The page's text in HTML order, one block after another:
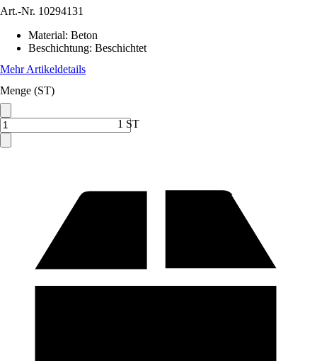
Art.-Nr. 10294131
Material: Beton
Beschichtung: Beschichtet
Mehr Artikeldetails
Menge (ST)
1 ST